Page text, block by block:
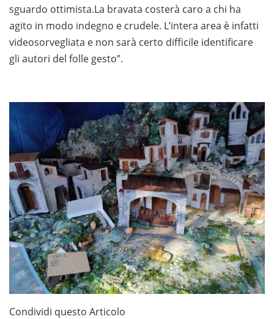
sguardo ottimista.La bravata costerà caro a chi ha
agito in modo indegno e crudele. L’intera area è infatti
videosorvegliata e non sarà certo difficile identificare
gli autori del folle gesto”.
Condividi questo Articolo